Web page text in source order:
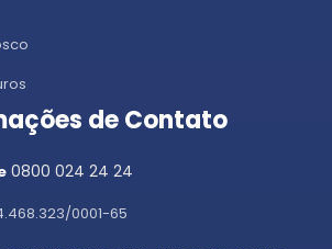
de Contato
0800 024 24 24
0001-65